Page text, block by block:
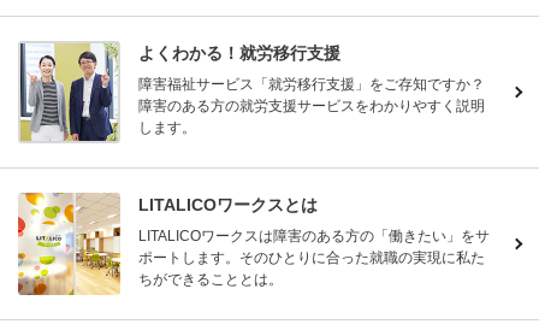
よくわかる！就労移行支援
障害福祉サービス「就労移行支援」をご存知ですか？
障害のある方の就労支援サービスをわかりやすく説明
します。
LITALICOワークスとは
LITALICOワークスは障害のある方の「働きたい」をサ
ポートします。そのひとりに合った就職の実現に私た
ちができることとは。